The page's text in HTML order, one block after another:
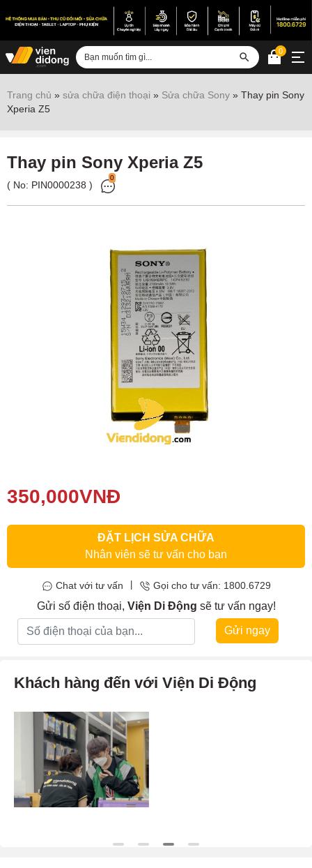
Sửa iPhone
Sửa Vertu
(miễn phí)
Đặt lịch ngay
0
Trang chủ » sửa chữa điện thoại » Sửa chữa Sony » Thay pin Sony
Xperia Z5
Thay pin Sony Xperia Z5
( No: PIN0000238 )
0
350,000VNĐ
ĐẶT LỊCH SỬA CHỮA
Nhân viên sẽ tư vấn cho bạn
Chat với tư vấn Gọi cho tư vấn: 1800.6729
Gửi số điện thoại, Viện Di Động sẽ tư vấn ngay!
Gửi ngay
Khách hàng đến với Viện Di Động